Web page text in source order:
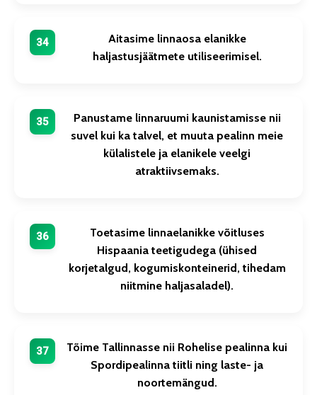
Aitasime linnaosa elanikke
haljastusjäätmete utiliseerimisel.
Panustame linnaruumi kaunistamisse nii
suvel kui ka talvel, et muuta pealinn meie
külalistele ja elanikele veelgi
atraktiivsemaks.
Toetasime linnaelanikke võitluses
Hispaania teetigudega (ühised
korjetalgud, kogumiskonteinerid, tihedam
niitmine haljasaladel).
Tõime Tallinnasse nii Rohelise pealinna kui
Spordipealinna tiitli ning laste- ja
noortemängud.